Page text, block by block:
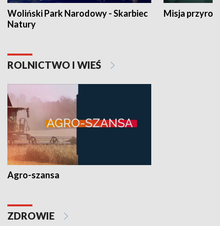
Woliński Park Narodowy - Skarbiec
Natury
Misja
ROLNICTWO I WIEŚ
Agro-szansa
ZDROWIE